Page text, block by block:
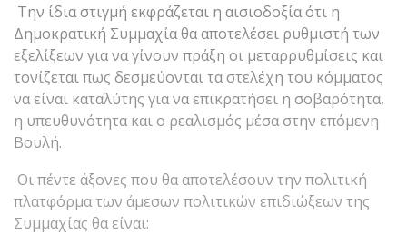
Την ίδια στιγμή εκφράζεται η αισιοδοξία ότι η
Δημοκρατική Συμμαχία θα αποτελέσει ρυθμιστή των
εξελίξεων για να γίνουν πράξη οι μεταρρυθμίσεις και
τονίζεται πως δεσμεύονται τα στελέχη του κόμματος
να είναι καταλύτης για να επικρατήσει η σοβαρότητα,
η υπευθυνότητα και ο ρεαλισμός μέσα στην επόμενη
Βουλή.
Οι πέντε άξονες που θα αποτελέσουν την πολιτική
πλατφόρμα των άμεσων πολιτικών επιδιώξεων της
Συμμαχίας θα είναι: